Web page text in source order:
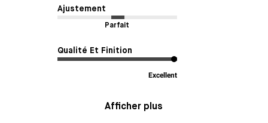
Ajustement
Parfait
Qualité Et Finition
Excellent
Afficher plus